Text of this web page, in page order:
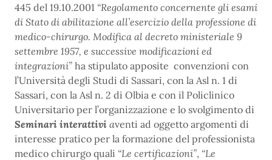
445 del 19.10.2001 “Regolamento concernente gli esami
di Stato di abilitazione all’esercizio della professione di
medico-chirurgo. Modifica al decreto ministeriale 9
settembre 1957, e successive modificazioni ed
integrazioni” ha stipulato apposite convenzioni con
l’Università degli Studi di Sassari, con la Asl n. 1 di
Sassari, con la Asl n. 2 di Olbia e con il Policlinico
Universitario per l’organizzazione e lo svolgimento di
Seminari interattivi aventi ad oggetto argomenti di
interesse pratico per la formazione del professionista
medico chirurgo quali “Le certificazioni”, “Le